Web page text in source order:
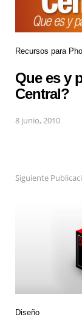
Recursos para
Que es y
Central?
8 junio, 2010
Siguiente
Diseño